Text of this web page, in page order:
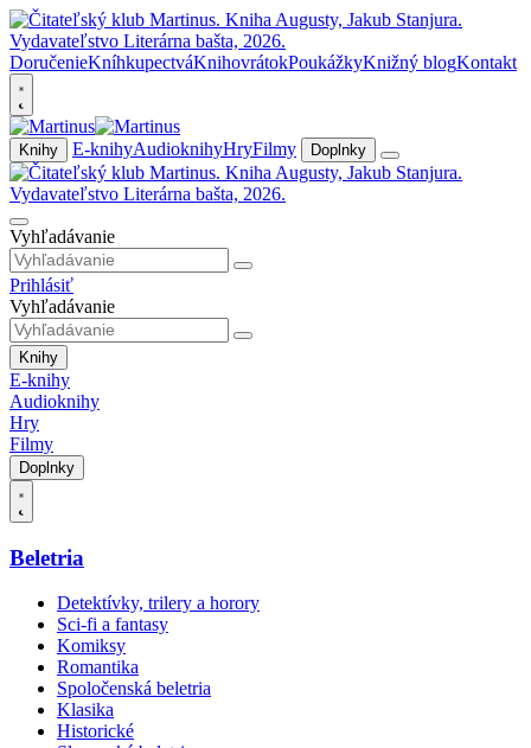
DoručenieKníhkupectváKnihovrátokPoukážkyKnižný blogKontakt
Knihy E-knihyAudioknihyHryFilmy Doplnky
Vyhľadávanie
Prihlásiť
Vyhľadávanie
Knihy
E-knihy
Audioknihy
Hry
Filmy
Doplnky
Beletria
Detektívky, trilery a horory
Sci-fi a fantasy
Komiksy
Romantika
Spoločenská beletria
Klasika
Historické